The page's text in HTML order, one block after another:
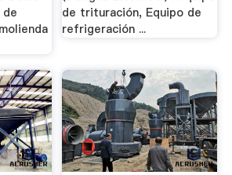
de
de trituración, Equipo de
refrigeración ...